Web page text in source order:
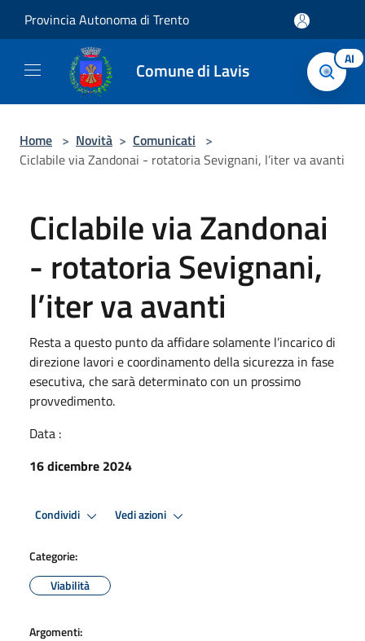
Provincia Autonoma di Trento
Comune di Lavis AI
Home > Novità > Comunicati >
Ciclabile via Zandonai - rotatoria Sevignani, l’iter va avanti
Ciclabile via Zandonai
- rotatoria Sevignani,
l’iter va avanti
Resta a questo punto da affidare solamente l’incarico di
direzione lavori e coordinamento della sicurezza in fase
esecutiva, che sarà determinato con un prossimo
provvedimento.
Data :
16 dicembre 2024
Condividi Vedi azioni
Categorie:
Viabilità
Argomenti: